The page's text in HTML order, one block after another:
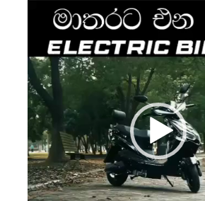
Player